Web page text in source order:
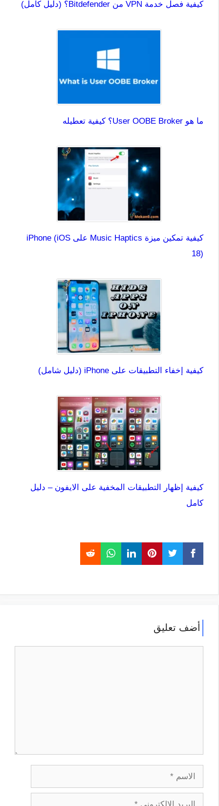
كيفية فصل خدمة VPN من Bitdefender؟ (دليل كامل)
ما هو User OOBE Broker؟ كيفية تعطيله
كيفية تمكين ميزة Music Haptics على iPhone (iOS
18)
كيفية إخفاء التطبيقات على iPhone (دليل شامل)
كيفية إظهار التطبيقات المخفية على الايفون – دليل
كامل
أضف تعليق
الاسم
البريد